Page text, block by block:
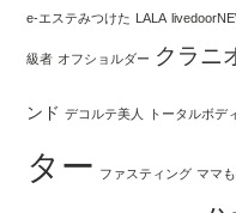
e-エステみつけた LALA
級者 オフショルダー クラニ
ンド デコルテ美人 トータルボデ
ター ファスティング ママ